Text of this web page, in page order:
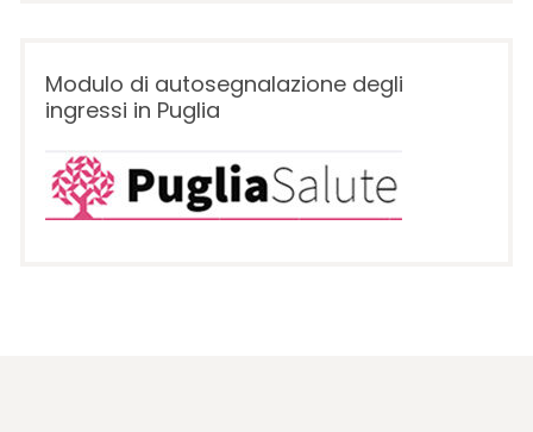
Modulo di autosegnalazione degli
ingressi in Puglia